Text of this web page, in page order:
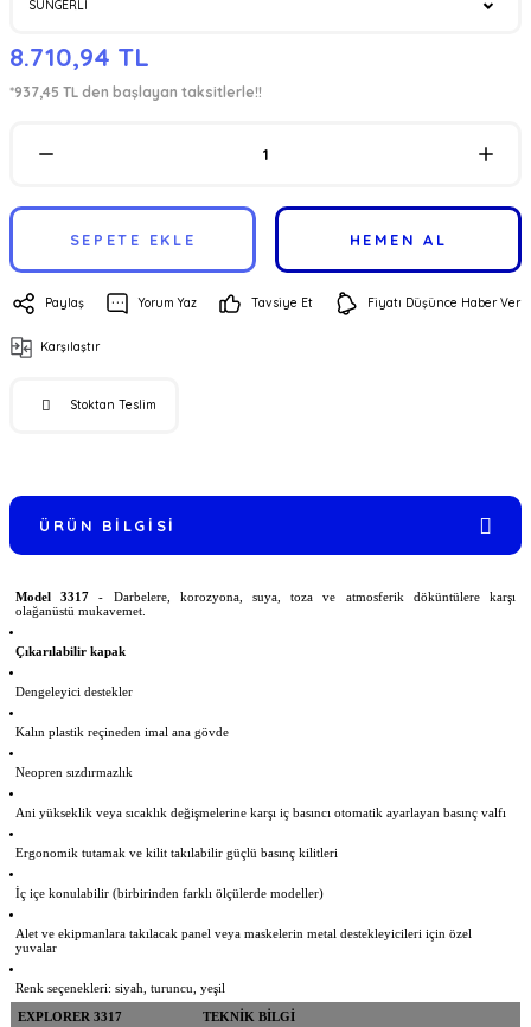
8.710,94 TL
*937,45 TL den başlayan taksitlerle!!
SEPETE EKLE HEMEN AL
Paylaş Yorum Yaz Tavsiye Et Fiyatı Düşünce Haber Ver
Karşılaştır
Stoktan Teslim
ÜRÜN BILGISI
Model 3317 - Darbelere, korozyona, suya, toza ve atmosferik döküntülere karşı
olağanüstü mukavemet.
Çıkarılabilir kapak
Dengeleyici destekler
Kalın plastik reçineden imal ana gövde
Neopren sızdırmazlık
Ani yükseklik veya sıcaklık değişmelerine karşı iç basıncı otomatik ayarlayan basınç valfı
Ergonomik tutamak ve kilit takılabilir güçlü basınç kilitleri
İç içe konulabilir (birbirinden farklı ölçülerde modeller)
Alet ve ekipmanlara takılacak panel veya maskelerin metal destekleyicileri için özel
yuvalar
Renk seçenekleri: siyah, turuncu, yeşil
EXPLORER 3317
TEKNİK BİLGİ